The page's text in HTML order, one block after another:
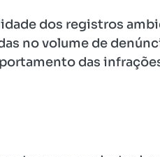
dos registros
no volume de
das